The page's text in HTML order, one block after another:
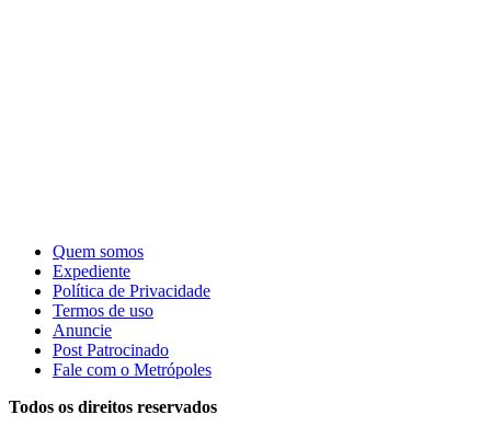
Quem somos
Expediente
Política de Privacidade
Termos de uso
Anuncie
Post Patrocinado
Fale com o Metrópoles
Todos os direitos reservados